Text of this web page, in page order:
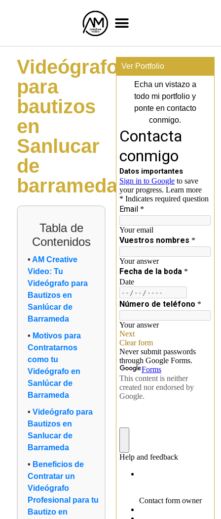
Videógrafo
para
bautizos
en
Sanlucar
de
barrameda
Tabla de
Contenidos
AM Creative
Video: Tu
Videógrafo para
Bautizos en
Sanlúcar de
Barrameda
Motivos para
Contratarnos
como tu
Videógrafo en
Sanlúcar de
Barrameda
Videógrafo para
Bautizos en
Sanlucar de
Barrameda
Beneficios de
Contratar un
Videógrafo
Profesional para tu
Bautizo en
Ver Portfolio
Echa un vistazo a
todo mi portfolio y
ponte en contacto
conmigo.